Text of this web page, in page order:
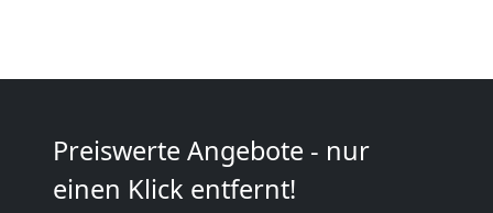
Preiswerte Angebote - nur
einen Klick entfernt!
Feldkirch
Kunsttransport